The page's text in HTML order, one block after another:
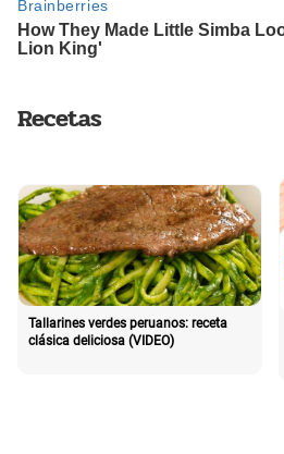
Recetas
Tallarines verdes peruanos: receta
clásica deliciosa (VIDEO)